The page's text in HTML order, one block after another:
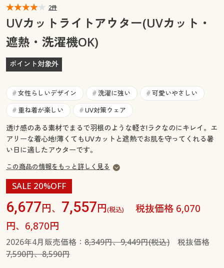
マイページ
閲覧履歴
お気に入り
サポート
ご利用ガイド
よくある質問とお問い合わせ
閲覧履歴
お気に入り
サポート
よくある質問とお問い合わせ
2件
UVカットライトアウター(UVカット・
遮熱・洗濯機OK)
ポイント対象外
# 女性らしいデザイン # 洗濯に強い # 可愛いやさしい
# 重ね着が楽しい # UV対策ウェア
透け感のある素材でまるで羽根のような軽さ!ラクなのにキレイ。エ
アリーな着心地!薄くてもUVカットと遮熱でお肌を守ってくれる暑
い日に適したアウターです。
この商品の情報をもっと詳しく見る
SALE 20%OFF
6,677円、 7,557円(税込)
税抜価格 6,070
円、6,870円
2026年4月販売価格： 8,349円、9,449円(税込)税抜価格
7,590円、8,590円